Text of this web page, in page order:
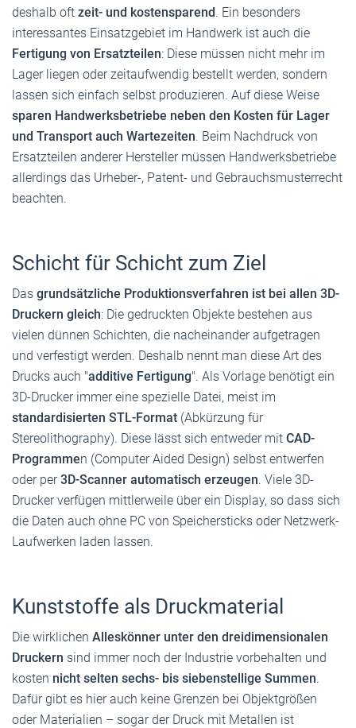
deshalb oft zeit- und kostensparend. Ein besonders
interessantes Einsatzgebiet im Handwerk ist auch die
Fertigung von Ersatzteilen: Diese müssen nicht mehr im
Lager liegen oder zeitaufwendig bestellt werden, sondern
lassen sich einfach selbst produzieren. Auf diese Weise
sparen Handwerksbetriebe neben den Kosten für Lager
und Transport auch Wartezeiten. Beim Nachdruck von
Ersatzteilen anderer Hersteller müssen Handwerksbetriebe
allerdings das Urheber-, Patent- und Gebrauchsmusterrecht
beachten.
Schicht für Schicht zum Ziel
Das grundsätzliche Produktionsverfahren ist bei allen 3D-
Druckern gleich: Die gedruckten Objekte bestehen aus
vielen dünnen Schichten, die nacheinander aufgetragen
und verfestigt werden. Deshalb nennt man diese Art des
Drucks auch "additive Fertigung". Als Vorlage benötigt ein
3D-Drucker immer eine spezielle Datei, meist im
standardisierten STL-Format (Abkürzung für
Stereolithography). Diese lässt sich entweder mit CAD-
Programmen (Computer Aided Design) selbst entwerfen
oder per3D-Scanner automatisch erzeugen. Viele 3D-
Drucker verfügen mittlerweile über ein Display, so dass sich
die Daten auch ohne PC von Speichersticks oder Netzwerk-
Laufwerken laden lassen.
Kunststoffe als Druckmaterial
Die wirklichen Alleskönner unter den dreidimensionalen
Druckern sind immer noch der Industrie vorbehalten und
kosten nicht selten sechs- bis siebenstellige Summen.
Dafür gibt es hier auch keine Grenzen bei Objektgrößen
oder Materialien – sogar der Druck mit Metallen ist